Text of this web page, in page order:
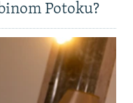
Potoku?